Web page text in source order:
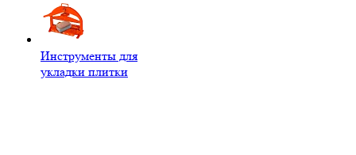
Инструменты для
укладки плитки